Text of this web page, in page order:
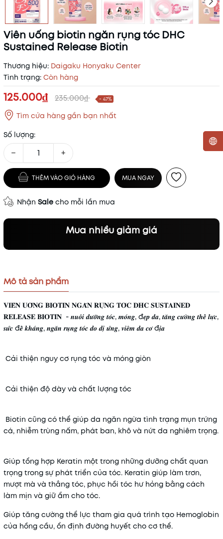
Viên uống biotin ngăn rụng tóc DHC
Sustained Release Biotin
Thương hiệu: Daigaku Honyaku Center
Tình trạng: Còn hàng
125.000₫ 235.000₫ - 47%
Tìm cửa hàng gần bạn nhất
Số lượng:
− +
THÊM VÀO GIỎ HÀNG MUA NGAY
Nhận Sale cho mỗi lần mua
Mua nhiều giảm giá
Mã khuyến mãi:
Điều kiện:
Mô tả sản phẩm
𝐕𝐈𝐄̂𝐍 𝐔𝐎̂́𝐍𝐆 𝐁𝐈𝐎𝐓𝐈𝐍 𝐍𝐆𝐀̆𝐍 𝐑𝐔̣𝐍𝐆 𝐓𝐎́𝐂 𝐃𝐇𝐂 𝐒𝐔𝐒𝐓𝐀𝐈𝐍𝐄𝐃
𝐑𝐄𝐋𝐄𝐀𝐒𝐄 𝐁𝐈𝐎𝐓𝐈𝐍 - 𝒏𝒖𝒐̂𝒊 𝒅𝒖̛𝒐̛̃𝒏𝒈 𝒕𝒐́𝒄, 𝒎𝒐́𝒏𝒈, đ𝒆̣𝒑 𝒅𝒂, 𝒕𝒂̆𝒏𝒈 𝒄𝒖̛𝒐̛̀𝒏𝒈 𝒕𝒉𝒆̂̉ 𝒍𝒖̛̣𝒄,
𝒔𝒖̛́𝒄 đ𝒆̂̀ 𝒌𝒉𝒂́𝒏𝒈, 𝒏𝒈𝒂̆𝒏 𝒓𝒖̣𝒏𝒈 𝒕𝒐́𝒄 𝒅𝒐 𝒅𝒊̣ 𝒖̛́𝒏𝒈, 𝒗𝒊𝒆̂𝒎 𝒅𝒂 𝒄𝒐̛ đ𝒊̣𝒂
Cải thiện nguy cơ rụng tóc và móng giòn
Cải thiện độ dày và chất lượng tóc
Biotin cũng có thể giúp da ngăn ngừa tình trạng mụn trứng
cá, nhiễm trùng nấm, phát ban, khô và nứt da nghiêm trọng.
Giúp tổng hợp Keratin một trong những dưỡng chất quan
trọng trong sự phát triển của tóc. Keratin giúp làm trơn,
mượt mà và thẳng tóc, phục hồi tóc hư hỏng bằng cách
làm mịn và giữ ẩm cho tóc.
Giúp tăng cường thể lực tham gia quá trình tạo Hemoglobin
của hồng cầu, ổn định đường huyết cho cơ thể.